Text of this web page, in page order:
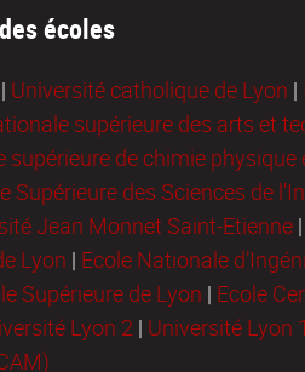
écoles
| Université catholique de Lyon |
supérieure des arts et
supérieure de chimie
Supérieure des Sciences de
Jean Monnet Saint-Etienne |
Lyon | Ecole Nationale
Supérieure de Lyon | Ecole
Lyon 2 | Université Lyon 1